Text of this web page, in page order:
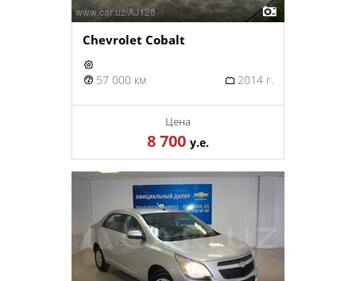
Chevrolet Cobalt
57 000 км 2014 г.
Цена
8 700 у.е.